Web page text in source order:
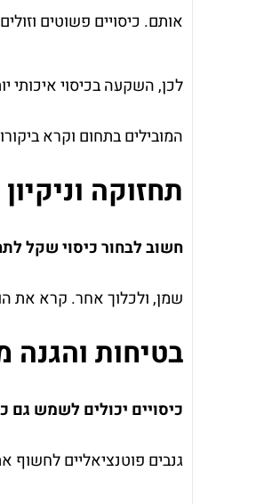
אותם. כיסויים פשוטים
לכן, השקעה בכיסוי איכותי
המובילים בתחום וקרא
תחזוקה וניקיון
חשוב לבחור כיסוי שקל
שמן, ולכלוך אחר. קרא את
בטיחות והגנה
כיסויים יכולים לשמש גם
גנבים פוטנציאליים לחשוף